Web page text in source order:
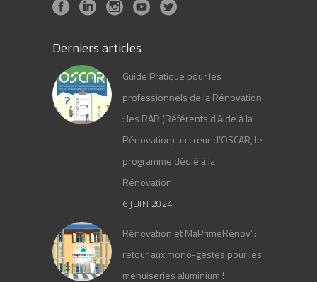
Derniers articles
Guide Pratique pour les
professionnels de la Rénovation
: les RAR (Référents d’Aide à la
Rénovation) au cœur d’OSCAR, le
programme dédié à la
Rénovation
6 JUIN 2024
Rénovation et MaPrimeRénov’ :
retour aux mono-gestes pour les
menuiseries aluminium !